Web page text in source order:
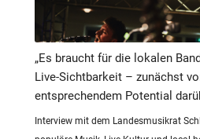
„Es braucht für die lokalen
Live-Sichtbarkeit – zunächst
entsprechendem Potential
Interview mit dem Landesmusikrat